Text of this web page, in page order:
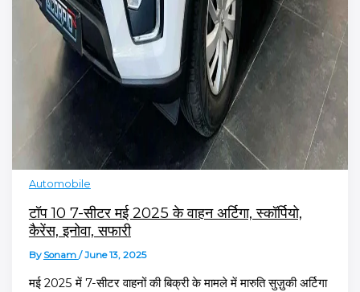
Automobile
टॉप 10 7-सीटर मई 2025 के वाहन अर्टिगा, स्कॉर्पियो,
कैरेंस, इनोवा, सफारी
By Sonam /June 13, 2025
मई 2025 में 7-सीटर वाहनों की बिक्री के मामले में मारुति सुज़ुकी अर्टिगा